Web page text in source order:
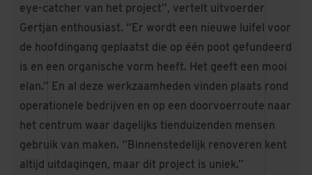
eye-catcher van het project”, vertelt uitvoerder
Gertjan enthousiast. “Er wordt een nieuwe luifel voor
de hoofdingang geplaatst die op één poot gefundeerd
is en een organische vorm heeft. Het geeft een mooi
elan.” En al deze werkzaamheden vinden plaats rond
operationele bedrijven en op een doorvoerroute naar
het centrum waar dagelijks tienduizenden mensen
gebruik van maken. “Binnenstedelijk renoveren kent
altijd uitdagingen, maar dit project is uniek.”